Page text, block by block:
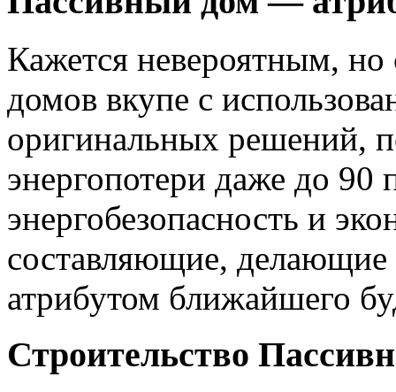
Кажется невероятным, но
домов вкупе с
оригинальных решений,
энергопотери даже до 90
энергобезопасность и
составляющие,
атрибутом ближайшего
Строительство